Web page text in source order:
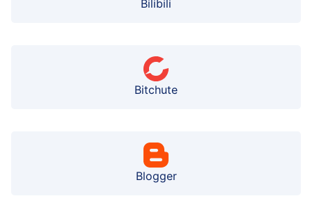
Bilibili
Bitchute
Blogger